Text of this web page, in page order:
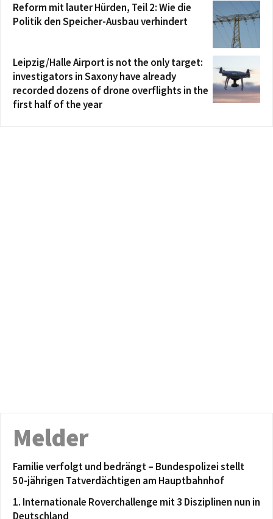
Reform mit lauter Hürden, Teil 2: Wie die
Politik den Speicher-Ausbau verhindert
Leipzig/Halle Airport is not the only target:
investigators in Saxony have already
recorded dozens of drone overflights in the
first half of the year
Melder
Familie verfolgt und bedrängt – Bundespolizei stellt
50-jährigen Tatverdächtigen am Hauptbahnhof
1. Internationale Roverchallenge mit 3 Disziplinen nun in
Deutschland